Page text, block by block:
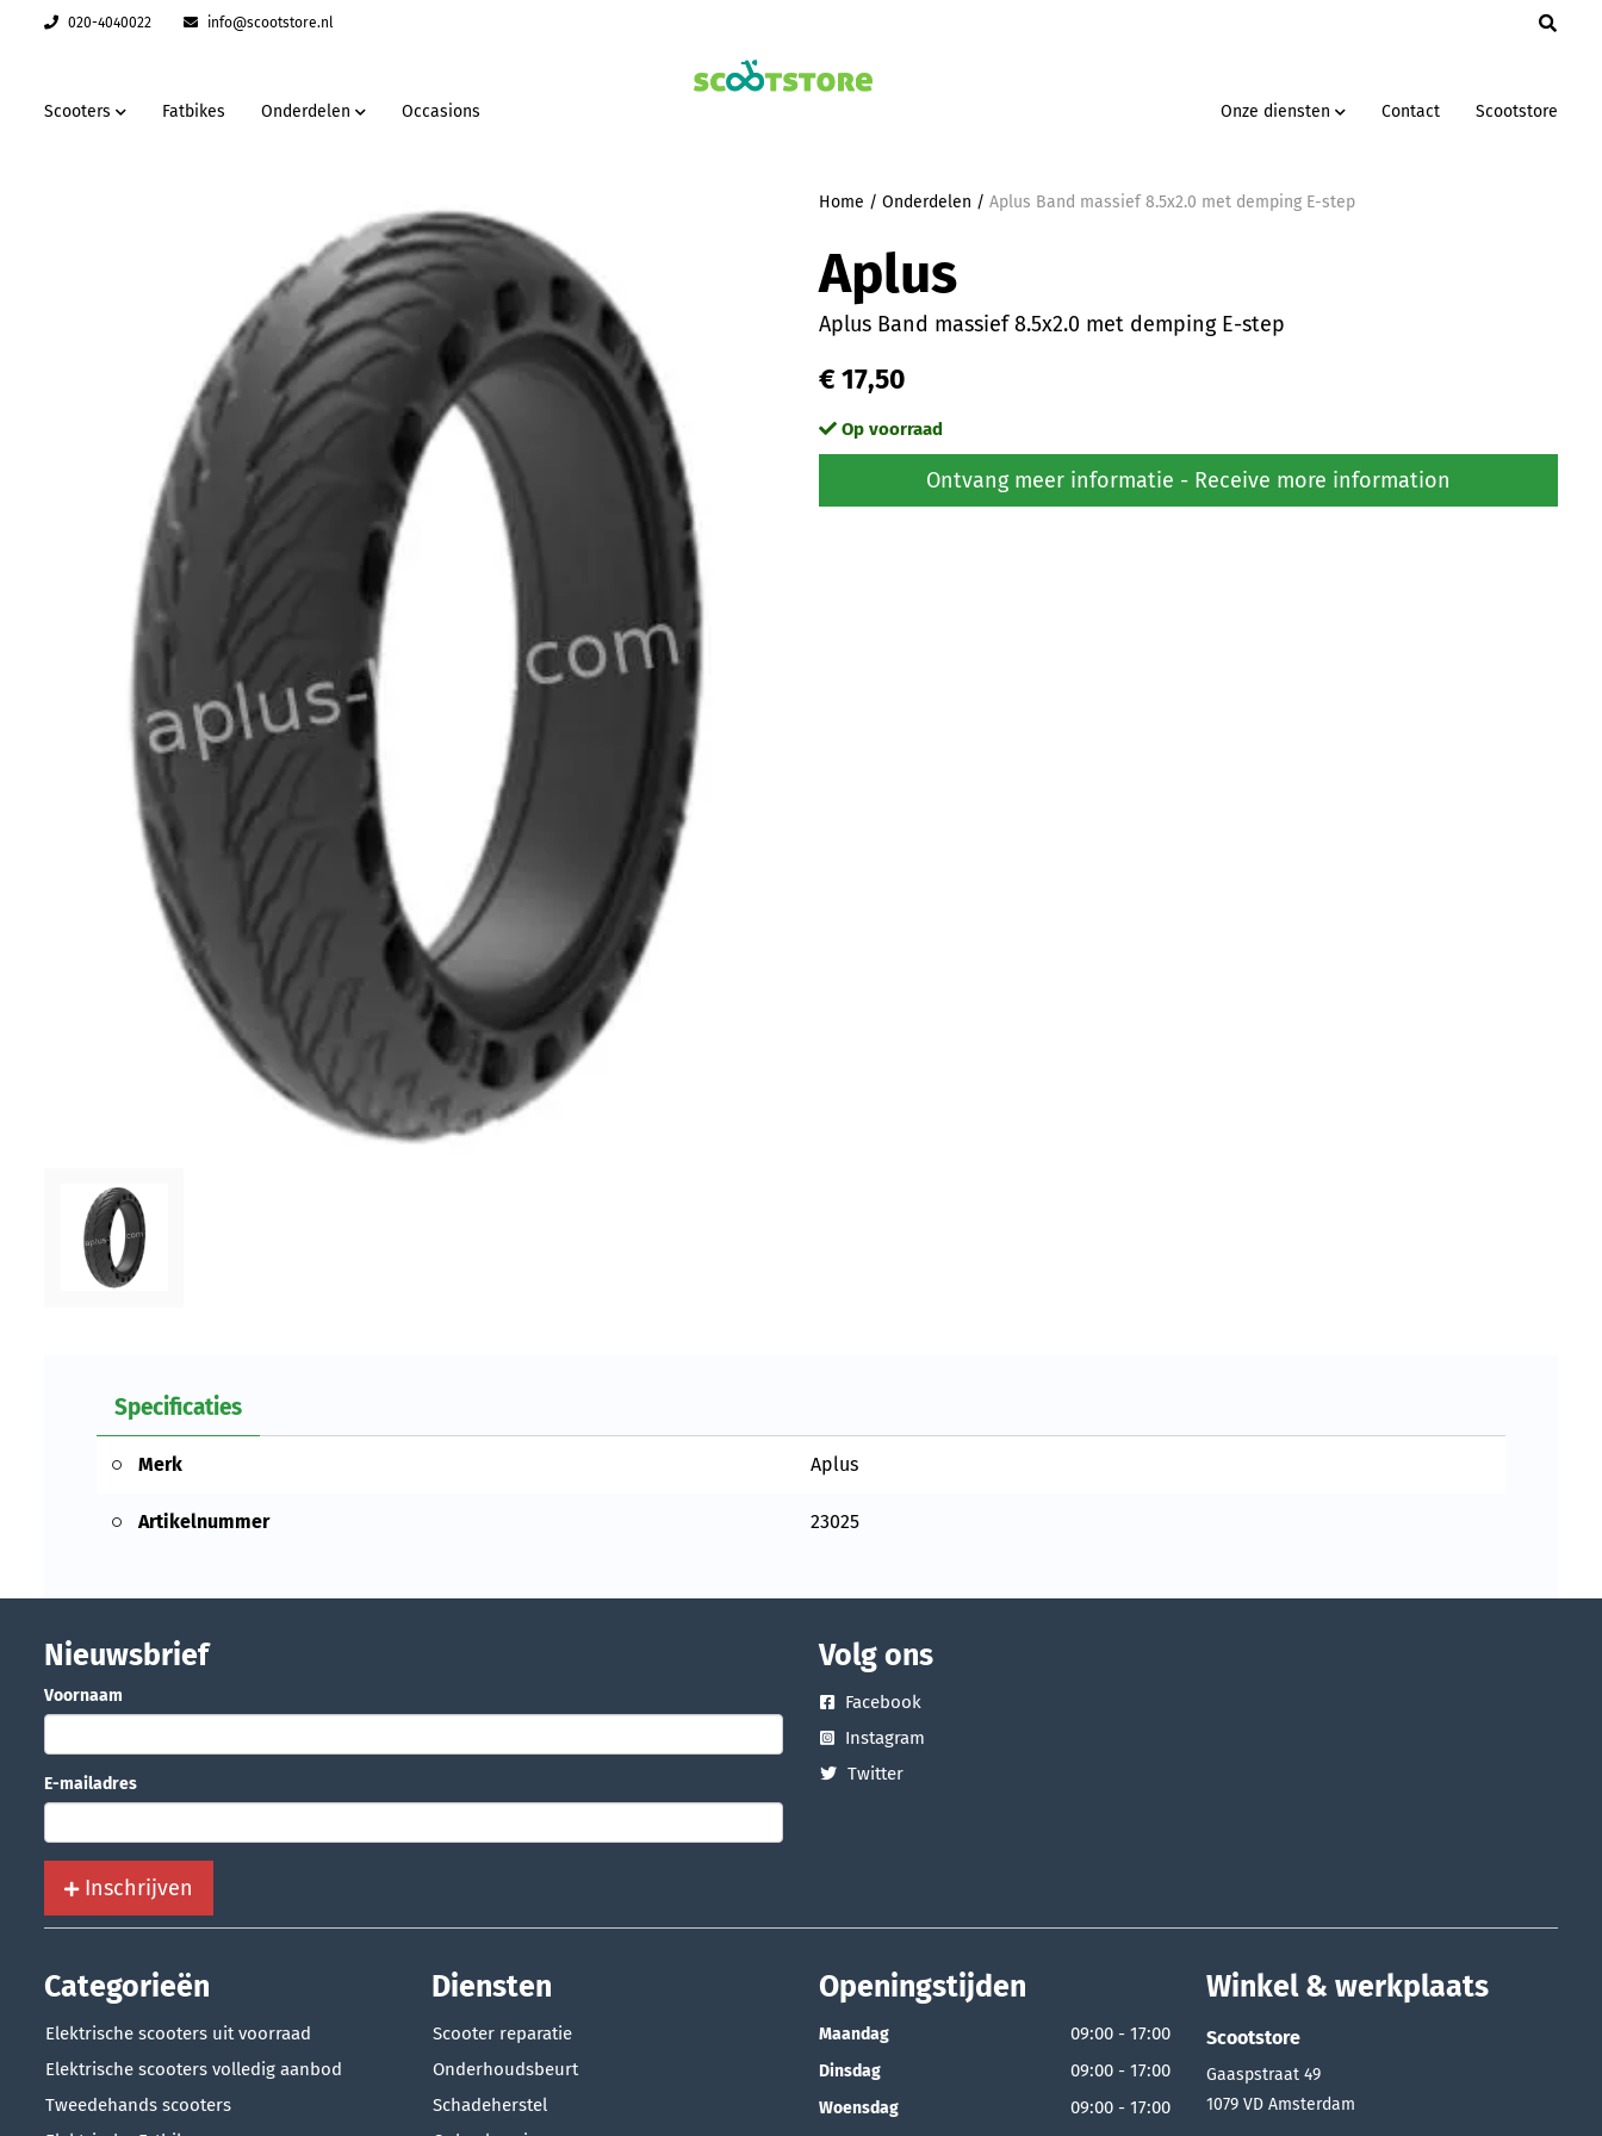
020-4040022 info@scootstore.nl
Scooters Fatbikes Onderdelen Occasions Onze diensten Contact Scootstore
Home / Onderdelen / Aplus Band massief 8.5x2.0 met demping E-step
Aplus
Aplus Band massief 8.5x2.0 met demping E-step
€ 17,50
Op voorraad
Ontvang meer informatie - Receive more information
Specificaties
Merk Aplus
Artikelnummer 23025
Nieuwsbrief
Voornaam
E-mailadres
Inschrijven
Volg ons
Facebook
Instagram
Twitter
Categorieën
Elektrische scooters uit voorraad
Elektrische scooters volledig aanbod
Tweedehands scooters
Diensten
Scooter reparatie
Onderhoudsbeurt
Schadeherstel
Openingstijden
Maandag 09:00 - 17:00
Dinsdag 09:00 - 17:00
Woensdag 09:00 - 17:00
Winkel & werkplaats
Scootstore
Gaaspstraat 49
1079 VD Amsterdam